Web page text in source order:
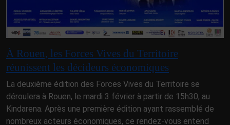
À Rouen, les Forces Vives du Territoire
réunissent les décideurs économiques
La deuxième édition des Forces Vives du Territoire se
déroulera à Rouen, le mardi 3 février à partir de 15h30, au
Kindarena. Après une première édition ayant rassemblé de
nombreux acteurs économiques, ce rendez-vous entend